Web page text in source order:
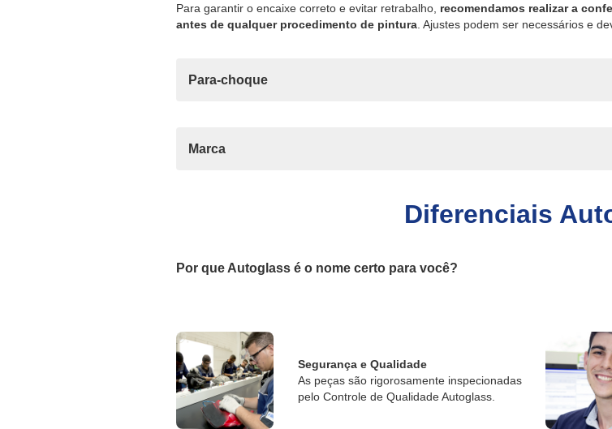
Para garantir o encaixe correto e evitar retrabalho, recomendamos realizar a
antes de qualquer procedimento de pintura . Ajustes podem ser necessários e
Para-choque
Marca
Diferenciais
Por que Autoglass é o nome certo para você?
Segurança e Qualidade
As peças são rigorosamente inspecionadas
pelo Controle de Qualidade Autoglass.